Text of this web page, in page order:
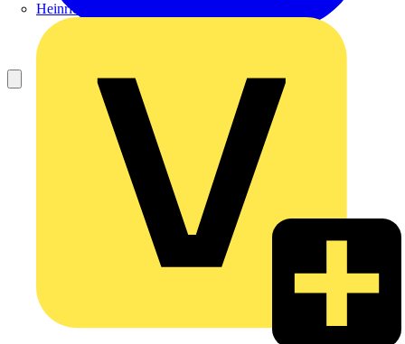
Heinrich Häusler GmbH